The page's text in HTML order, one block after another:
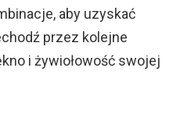
aby uzyskać
przez kolejne
i żywiołowość swojej